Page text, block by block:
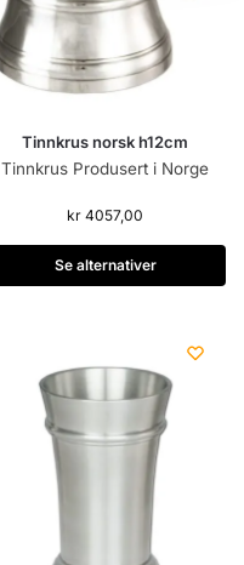
Tinnkrus norsk h12cm
Tinnkrus Produsert i Norge
kr 4057,00
Se alternativer